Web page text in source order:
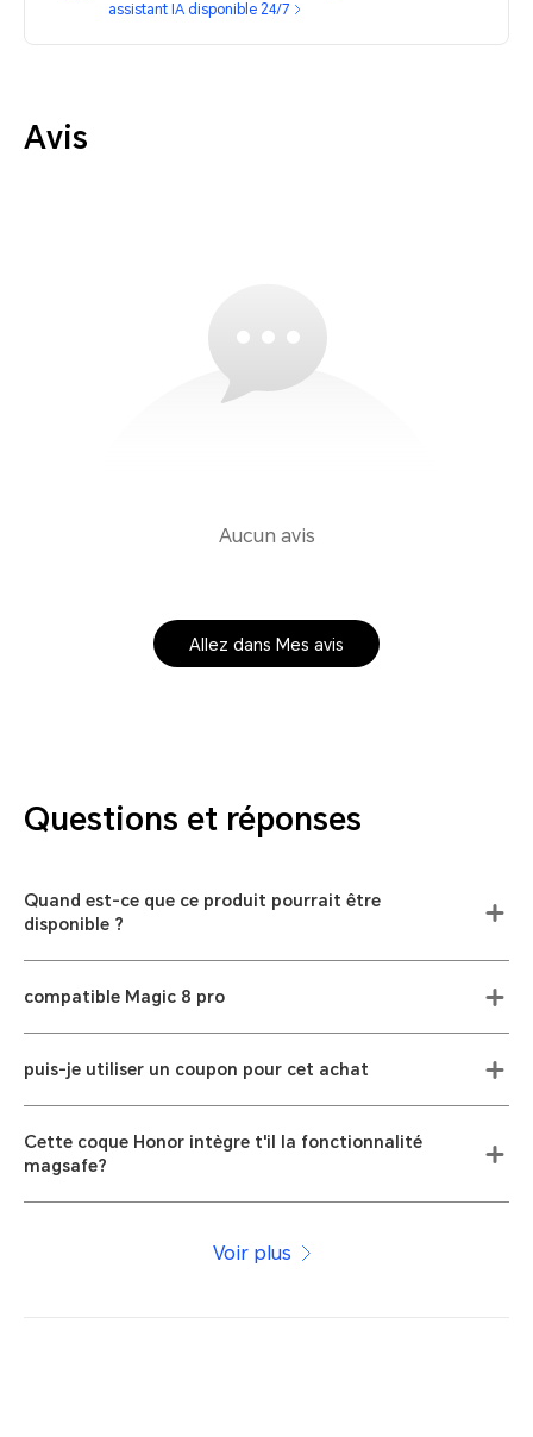
assistant IA disponible 24/7
Avis
Aucun avis
Allez dans Mes avis
Questions et réponses
Quand est-ce que ce produit pourrait être
disponible ?
compatible Magic 8 pro
puis-je utiliser un coupon pour cet achat
Cette coque Honor intègre t'il la fonctionnalité
magsafe?
Voir plus